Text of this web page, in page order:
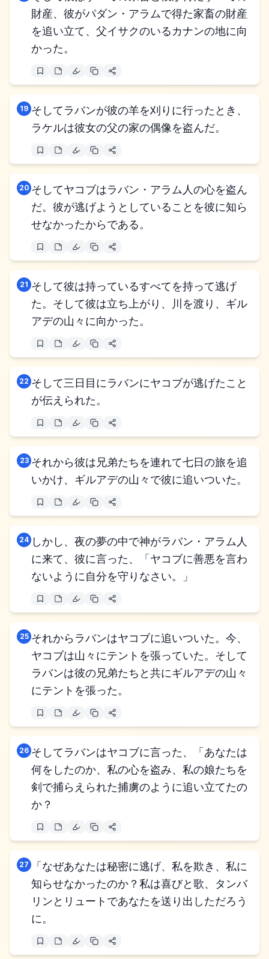
財産、彼がパダン・アラムで得た家畜の財産
を追い立て、父イサクのいるカナンの地に向
かった。
19 そしてラバンが彼の羊を刈りに行ったとき、
ラケルは彼女の父の家の偶像を盗んだ。
20 そしてヤコブはラバン・アラム人の心を盗ん
だ。彼が逃げようとしていることを彼に知ら
せなかったからである。
21 そして彼は持っているすべてを持って逃げ
た。そして彼は立ち上がり、川を渡り、ギル
アデの山々に向かった。
22 そして三日目にラバンにヤコブが逃げたこと
が伝えられた。
23 それから彼は兄弟たちを連れて七日の旅を追
いかけ、ギルアデの山々で彼に追いついた。
24 しかし、夜の夢の中で神がラバン・アラム人
に来て、彼に言った、「ヤコブに善悪を言わ
ないように自分を守りなさい。」
25 それからラバンはヤコブに追いついた。今、
ヤコブは山々にテントを張っていた。そして
ラバンは彼の兄弟たちと共にギルアデの山々
にテントを張った。
26 そしてラバンはヤコブに言った、「あなたは
何をしたのか、私の心を盗み、私の娘たちを
剣で捕らえられた捕虜のように追い立てたの
か？
27
「なぜあなたは秘密に逃げ、私を欺き、私に
知らせなかったのか？私は喜びと歌、タンバ
リンとリュートであなたを送り出しただろう
に。